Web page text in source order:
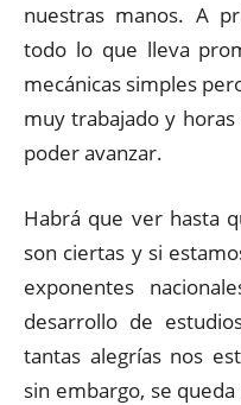
nuestras manos. A
todo lo que lleva
mecánicas simples
muy trabajado y
poder avanzar.
Habrá que ver hasta
son ciertas y si
exponentes
desarrollo de
tantas alegrías nos
sin embargo, se